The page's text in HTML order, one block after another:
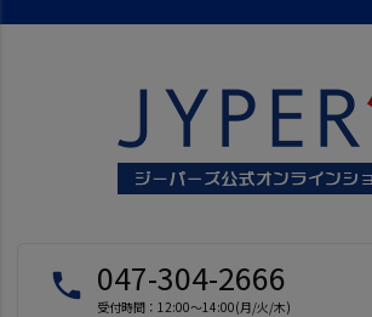
local_phone 047-304-2666
受付時間：12:00～14:00(月/火/木)